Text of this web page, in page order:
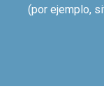
(por ejemplo,